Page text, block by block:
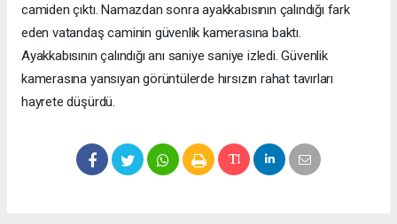
camiden çıktı. Namazdan sonra ayakkabısının çalındığı fark
eden vatandaş caminin güvenlik kamerasına baktı.
Ayakkabısının çalındığı anı saniye saniye izledi. Güvenlik
kamerasına yansıyan görüntülerde hırsızın rahat tavırları
hayrete düşürdü.